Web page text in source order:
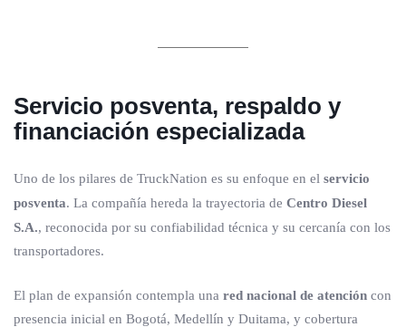
Servicio posventa, respaldo y
financiación especializada
Uno de los pilares de TruckNation es su enfoque en el servicio
posventa. La compañía hereda la trayectoria de Centro Diesel
S.A., reconocida por su confiabilidad técnica y su cercanía con los
transportadores.
El plan de expansión contempla una red nacional de atención con
presencia inicial en Bogotá, Medellín y Duitama, y cobertura